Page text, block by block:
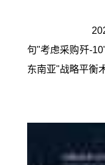
句"考虑采购歼-
东南亚"战略平衡